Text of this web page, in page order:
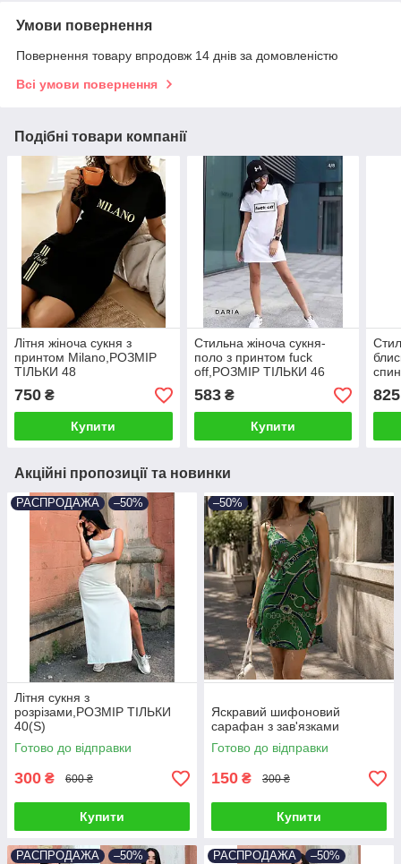
Умови повернення
Повернення товару впродовж 14 днів за домовленістю
Всі умови повернення
Подібні товари компанії
Літня жіноча сукня з
принтом Milano,РОЗМІР
ТІЛЬКИ 48
750 ₴
Купити
Стильна жіноча сукня-
поло з принтом fuck
off,РОЗМІР ТІЛЬКИ 46
583₴
Купити
825
Акційні пропозиції та новинки
РАСПРОДАЖА –50%
Літня сукня з
розрізами,РОЗМІР ТІЛЬКИ
40(S)
Готово до відправки
300 ₴ 600 ₴
Купити
–50%
Яскравий шифоновий
сарафан з зав'язками
Готово до відправки
150 ₴ 300 ₴
Купити
РАСПРОДАЖА –50% РАСПРОДАЖА –50%